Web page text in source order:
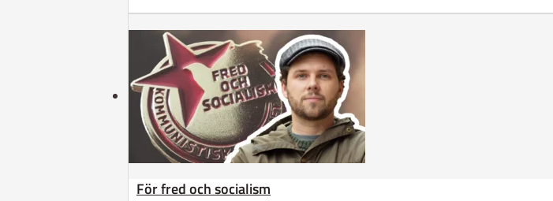
För fred och socialism